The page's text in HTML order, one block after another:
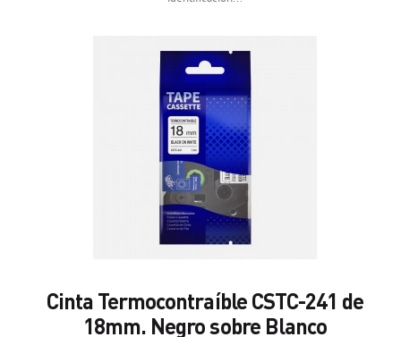
Cinta Termocontraíble CSTC-241 de
18mm. Negro sobre Blanco